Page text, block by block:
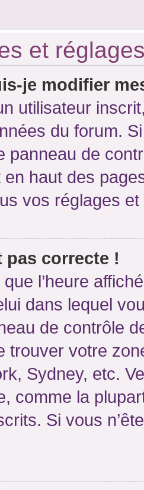
et
je modifier
utilisateur
du forum.
panneau de
en haut des
vos réglages
pas correcte !
l’heure
dans lequel
de contrôle
trouver votre
Sydney, etc.
comme la
Si vous